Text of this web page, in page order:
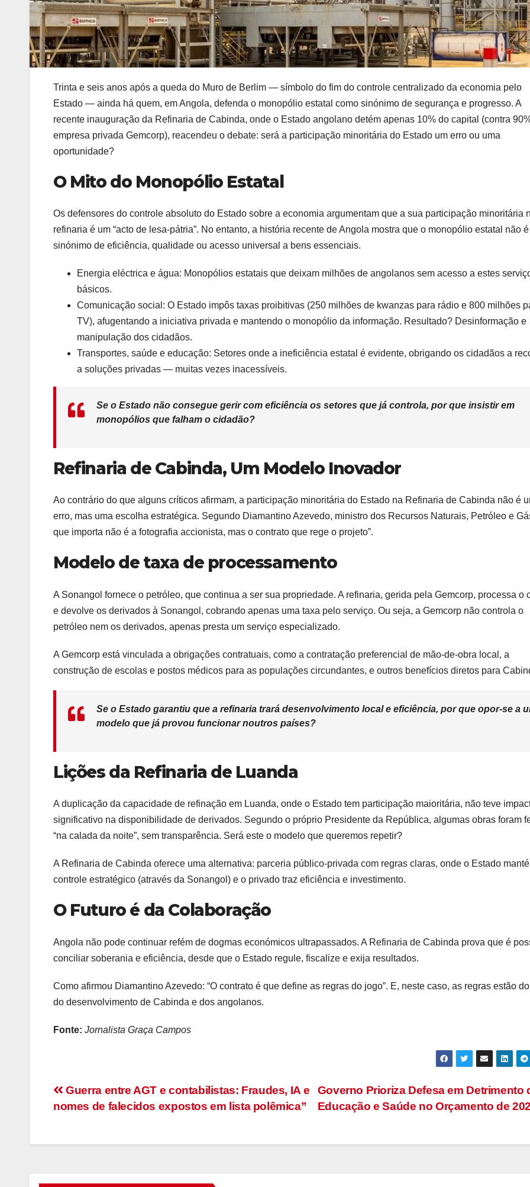
Trinta e seis anos após a queda do Muro de Berlim — símbolo do fim do controle centralizado da economia pelo
Estado — ainda há quem, em Angola, defenda o monopólio estatal como sinónimo de segurança e progresso. A
recente inauguração da Refinaria de Cabinda, onde o Estado angolano detém apenas 10% do capital (contra
empresa privada Gemcorp), reacendeu o debate: será a participação minoritária do Estado um erro ou uma
oportunidade?
O Mito do Monopólio Estatal
Os defensores do controle absoluto do Estado sobre a economia argumentam que a sua participação minoritária
refinaria é um “acto de lesa-pátria”. No entanto, a história recente de Angola mostra que o monopólio estatal não é
sinónimo de eficiência, qualidade ou acesso universal a bens essenciais.
Energia eléctrica e água: Monopólios estatais que deixam milhões de angolanos sem acesso a estes
básicos.
Comunicação social: O Estado impôs taxas proibitivas (250 milhões de kwanzas para rádio e 800 milhões
TV), afugentando a iniciativa privada e mantendo o monopólio da informação. Resultado? Desinformação e
manipulação dos cidadãos.
Transportes, saúde e educação: Setores onde a ineficiência estatal é evidente, obrigando os cidadãos a
a soluções privadas — muitas vezes inacessíveis.
Se o Estado não consegue gerir com eficiência os setores que já controla, por que insistir em
monopólios que falham o cidadão?
Refinaria de Cabinda, Um Modelo Inovador
Ao contrário do que alguns críticos afirmam, a participação minoritária do Estado na Refinaria de Cabinda não é
erro, mas uma escolha estratégica. Segundo Diamantino Azevedo, ministro dos Recursos Naturais, Petróleo e
que importa não é a fotografia accionista, mas o contrato que rege o projeto”.
Modelo de taxa de processamento
A Sonangol fornece o petróleo, que continua a ser sua propriedade. A refinaria, gerida pela Gemcorp, processa o
e devolve os derivados à Sonangol, cobrando apenas uma taxa pelo serviço. Ou seja, a Gemcorp não controla o
petróleo nem os derivados, apenas presta um serviço especializado.
A Gemcorp está vinculada a obrigações contratuais, como a contratação preferencial de mão-de-obra local, a
construção de escolas e postos médicos para as populações circundantes, e outros benefícios diretos para
Se o Estado garantiu que a refinaria trará desenvolvimento local e eficiência, por que opor-se a
modelo que já provou funcionar noutros países?
Lições da Refinaria de Luanda
A duplicação da capacidade de refinação em Luanda, onde o Estado tem participação maioritária, não teve
significativo na disponibilidade de derivados. Segundo o próprio Presidente da República, algumas obras foram
“na calada da noite”, sem transparência. Será este o modelo que queremos repetir?
A Refinaria de Cabinda oferece uma alternativa: parceria público-privada com regras claras, onde o Estado
controle estratégico (através da Sonangol) e o privado traz eficiência e investimento.
O Futuro é da Colaboração
Angola não pode continuar refém de dogmas económicos ultrapassados. A Refinaria de Cabinda prova que é
conciliar soberania e eficiência, desde que o Estado regule, fiscalize e exija resultados.
Como afirmou Diamantino Azevedo: “O contrato é que define as regras do jogo”. E, neste caso, as regras estão
do desenvolvimento de Cabinda e dos angolanos.
Fonte: Jornalista Graça Campos
Navegação
artigos
Governo Prioriza Defesa em Detrimento
Educação e Saúde no Orçamento de
Guerra entre AGT e contabilistas: Fraudes, IA e
nomes de falecidos expostos em lista polêmica”